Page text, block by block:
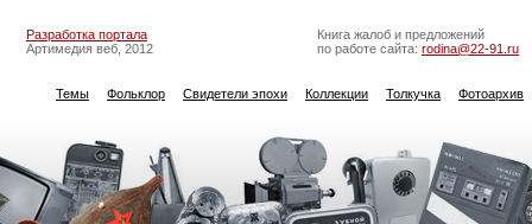
Разработка портала
Артимедия веб, 2012
Книга жалоб и предложений
по работе сайта: rodina@22-91.ru
Темы Фольклор Свидетели эпохи Коллекции Толкучка Фотоархив